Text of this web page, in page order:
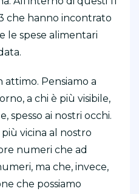
che hanno incontrato
le spese alimentari
Pensiamo a
a chi è più visibile,
spesso ai nostri occhi.
vicina al nostro
numeri che ad
ma che, invece,
che possiamo